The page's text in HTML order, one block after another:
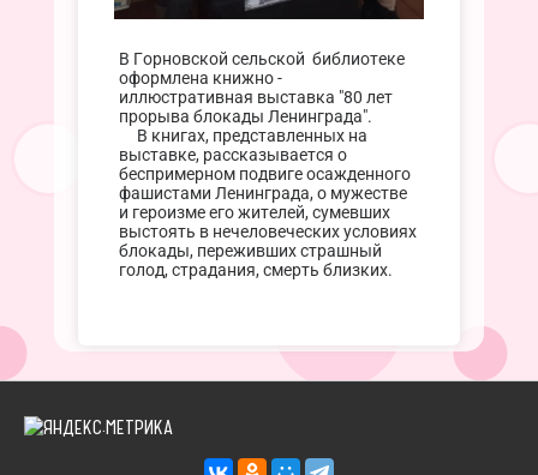
В Горновской сельской библиотеке
оформлена книжно -
иллюстративная выставка "80 лет
прорыва блокады Ленинграда".
В книгах, представленных на
выставке, рассказывается о
беспримерном подвиге осажденного
фашистами Ленинграда, о мужестве
и героизме его жителей, сумевших
выстоять в нечеловеческих условиях
блокады, переживших страшный
голод, страдания, смерть близких.